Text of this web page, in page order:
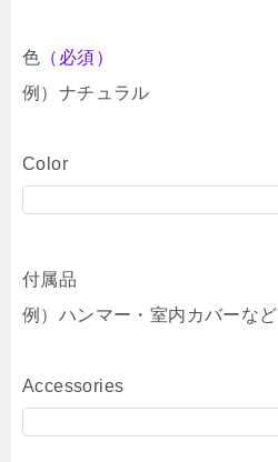
色 （必須）
例）ナチュラル
Color
付属品
例）ハンマー・室内カバーなど
Accessories